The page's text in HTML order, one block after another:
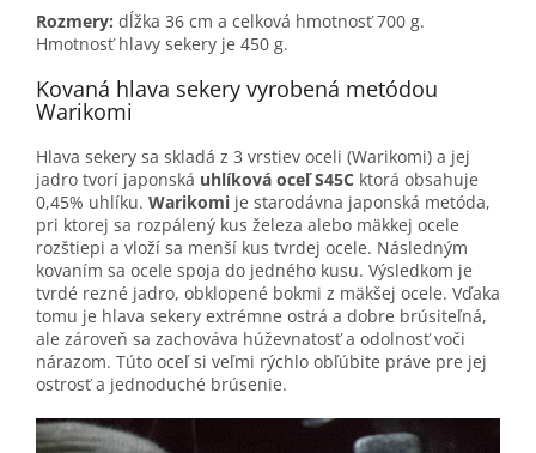
Rozmery: dĺžka 36 cm a celková hmotnosť 700 g.
Hmotnosť hlavy sekery je 450 g.
Kovaná hlava sekery vyrobená metódou
Warikomi
Hlava sekery sa skladá z 3 vrstiev oceli (Warikomi) a jej
jadro tvorí japonská uhlíková oceľ S45C ktorá obsahuje
0,45% uhlíku. Warikomi je starodávna japonská metóda,
pri ktorej sa rozpálený kus železa alebo mäkkej ocele
rozštiepi a vloží sa menší kus tvrdej ocele. Následným
kovaním sa ocele spoja do jedného kusu. Výsledkom je
tvrdé rezné jadro, obklopené bokmi z mäkšej ocele. Vďaka
tomu je hlava sekery extrémne ostrá a dobre brúsiteľná,
ale zároveň sa zachováva húževnatosť a odolnosť voči
nárazom. Túto oceľ si veľmi rýchlo obľúbite práve pre jej
ostrosť a jednoduché brúsenie.